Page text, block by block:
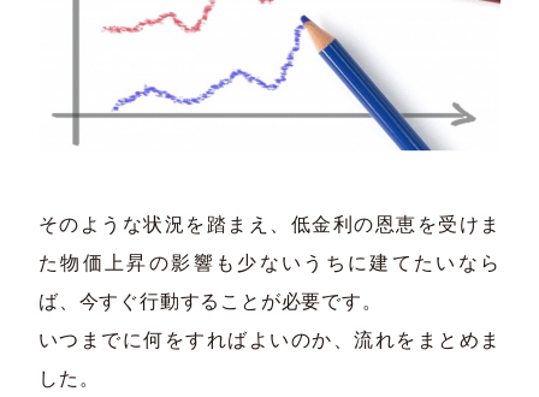
そのような状況を踏まえ、低金利の恩恵を受けま
た物価上昇の影響も少ないうちに建てたいなら
ば、今すぐ行動することが必要です。​
いつまでに何をすればよいのか、流れをまとめま
した。​